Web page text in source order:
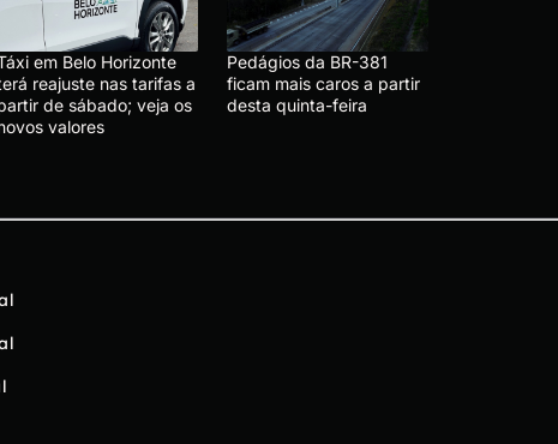
em Belo Horizonte
reajuste nas tarifas a
de sábado; veja os
valores
Pedágios da BR-381
ficam mais caros a partir
desta quinta-feira